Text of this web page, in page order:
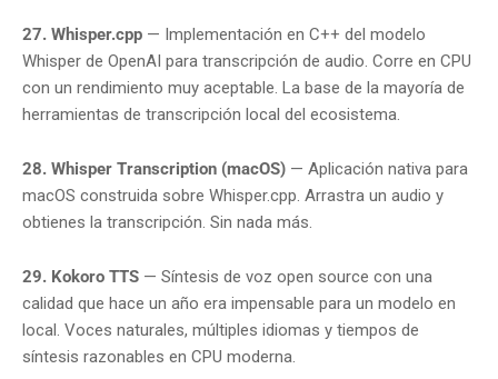
27. Whisper.cpp — Implementación en C++ del modelo
Whisper de OpenAI para transcripción de audio. Corre en CPU
con un rendimiento muy aceptable. La base de la mayoría de
herramientas de transcripción local del ecosistema.
28. Whisper Transcription (macOS) — Aplicación nativa para
macOS construida sobre Whisper.cpp. Arrastra un audio y
obtienes la transcripción. Sin nada más.
29. Kokoro TTS — Síntesis de voz open source con una
calidad que hace un año era impensable para un modelo en
local. Voces naturales, múltiples idiomas y tiempos de
síntesis razonables en CPU moderna.